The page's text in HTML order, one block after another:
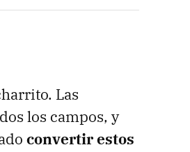
Las
los campos, y
convertir estos